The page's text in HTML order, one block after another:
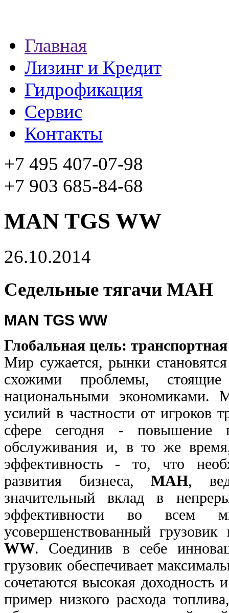
Главная
Лизинг и Кредит
Гидрофикация
Сервис
Контакты
+7 495 407-07-98
+7 903 685-84-68
MAN TGS WW
26.10.2014
Седельные тягачи МАН
MAN TGS WW
Глобальная цель:
Мир сужается, рынки
схожими проблемы,
национальными экономиками.
усилий в частности от игроков
сфере сегодня - повышение
обслуживания и, в то же
эффективность - то, что
развития бизнеса, МАН,
значительный вклад в
эффективности во всем
усовершенствованный
WW. Соединив в себе
грузовик обеспечивает
сочетаются высокая доходность
пример низкого расхода